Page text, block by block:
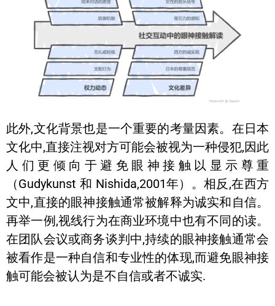
此外,文化背景也是一个重要的考量因素。在日本
文化中,直接注视对方可能会被视为一种侵犯,因此
人们更倾向于避免眼神接触以显示尊重
（Gudykunst 和 Nishida,2001年）。相反,在西方
文中,直接的眼神接触通常被解释为诚实和自信。
再举一例,视线行为在商业环境中也有不同的读。
在团队会议或商务谈判中,持续的眼神接触通常会
被看作是一种自信和专业性的体现,而避免眼神接
触可能会被认为是不自信或者不诚实.